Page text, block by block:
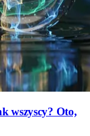
wszyscy? Oto,